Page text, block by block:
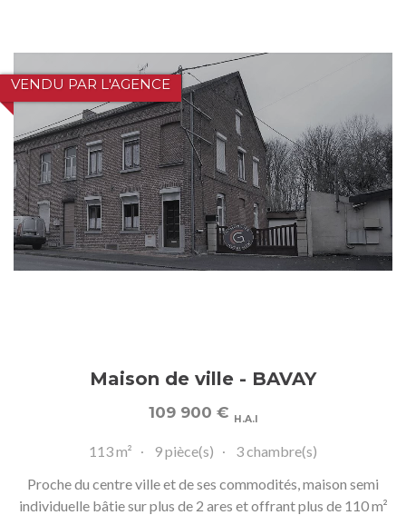
VENDU PAR L'AGENCE
Maison de ville - BAVAY
109 900 € H.A.I
113 m² 9 pièce(s)
3 chambre(s)
Proche du centre ville et de ses commodités, maison semi
individuelle bâtie sur plus de 2 ares et offrant plus de 110 m²